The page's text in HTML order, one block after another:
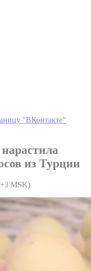
"ВКонтакте"
из Турции
MSK)